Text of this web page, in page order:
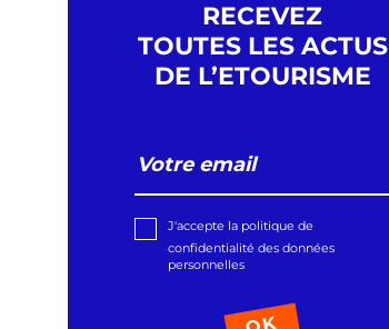
RECEVEZ
TOUTES LES ACTUS
DE L’ETOURISME
J'accepte la politique de
confidentialité des données
personnelles